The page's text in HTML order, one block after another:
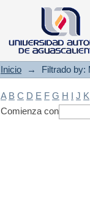
Filtrado
Inicio → Filtrado by:
A B C D E F G H I J K
Comienza con